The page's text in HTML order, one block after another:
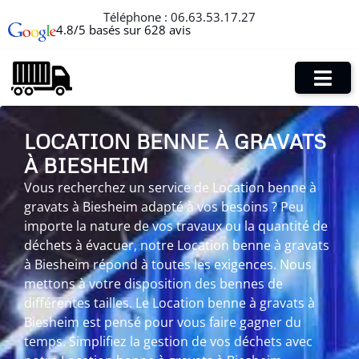
Téléphone : 06.63.53.17.27
4.8/5 basés sur 628 avis
LOCATION BENNE À GRAVATS
À BIESHEIM
Vous recherchez un service de Location benne à
gravats à Biesheim adapté à vos besoins ? Peu
importe la nature de vos travaux ou la quantité de
déchets à évacuer, notre Location benne à gravats
à Biesheim répond à toutes les exigences. Nous
mettons à votre disposition des bennes de
différentes tailles. Le Location benne à gravats à
Biesheim est pensé pour vous faire gagner du
temps. Simplifiez la gestion de vos déchets avec